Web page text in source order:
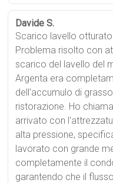
Davide S.
Scarico lavello
Problema risolto con
scarico del lavello del
Argenta era
dell'accumulo di
ristorazione. Ho
arrivato con
alta pressione,
lavorato con grande
completamente il
garantendo che il